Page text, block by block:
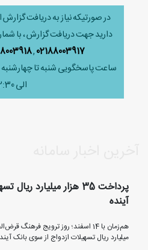
در صورتیکه نیاز به دریافت گزارش
دارید جهت دریافت گزارش ، با
02188003917
,
الی 12:30
پرداخت 35 هزار میلیارد
آینده
میلیارد ریال تسهیلات ازدواج از سوی بانک